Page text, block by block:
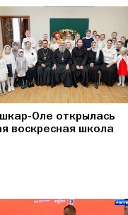
Оле открылась
воскресная школа